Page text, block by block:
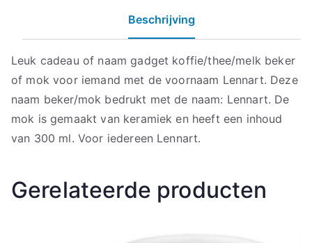
Beschrijving
Leuk cadeau of naam gadget koffie/thee/melk beker
of mok voor iemand met de voornaam Lennart. Deze
naam beker/mok bedrukt met de naam: Lennart. De
mok is gemaakt van keramiek en heeft een inhoud
van 300 ml. Voor iedereen Lennart.
Gerelateerde producten